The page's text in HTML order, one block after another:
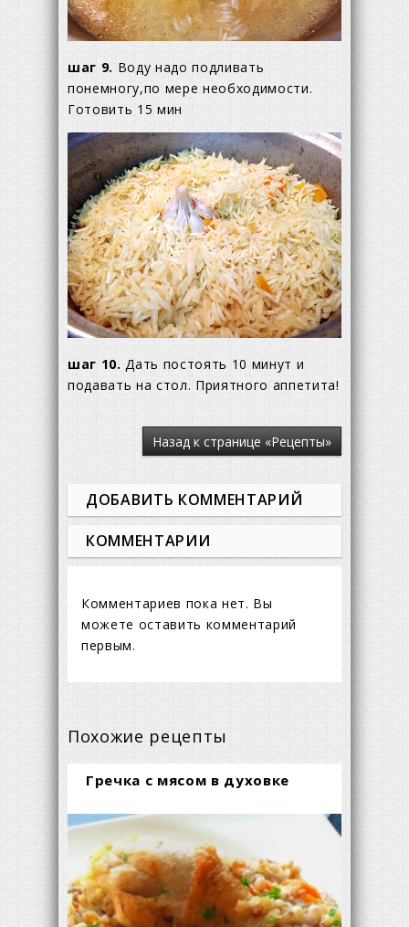
шаг 9. Воду надо подливать
понемногу,по мере необходимости.
Готовить 15 мин
шаг 10. Дать постоять 10 минут и
подавать на стол. Приятного аппетита!
Назад к странице «Рецепты»
ДОБАВИТЬ КОММЕНТАРИЙ
КОММЕНТАРИИ
Комментариев пока нет. Вы
можете оставить комментарий
первым.
Похожие рецепты
Гречка с мясом в духовке